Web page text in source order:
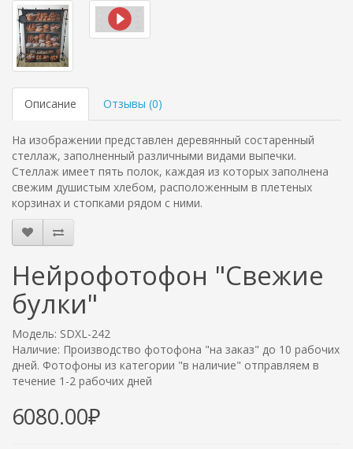
Описание Отзывы (0)
На изображении представлен деревянный состаренный
стеллаж, заполненный различными видами выпечки.
Стеллаж имеет пять полок, каждая из которых заполнена
свежим душистым хлебом, расположенным в плетеных
корзинах и стопками рядом с ними.
Нейрофотофон "Свежие
булки"
Модель: SDXL-242
Наличие: Производство фотофона "на заказ" до 10 рабочих
дней. Фотофоны из категории "в наличие" отправляем в
течение 1-2 рабочих дней
6080.00₽